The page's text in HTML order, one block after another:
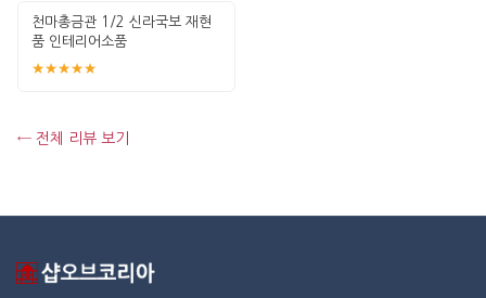
천마총금관 1/2 신라국보 재현
품 인테리어소품
★★★★★
← 전체 리뷰 보기